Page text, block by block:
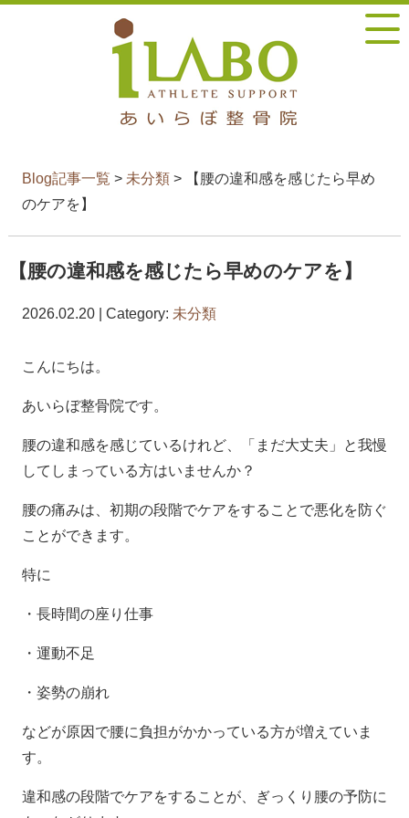
Blog記事一覧 > 未分類> 【腰の違和感を感じたら早め
のケアを】
【腰の違和感を感じたら早めのケアを】
2026.02.20 | Category: 未分類
こんにちは。
あいらぼ整骨院です。
腰の違和感を感じているけれど、「まだ大丈夫」と我慢
してしまっている方はいませんか？
腰の痛みは、初期の段階でケアをすることで悪化を防ぐ
ことができます。
特に
・長時間の座り仕事
・運動不足
・姿勢の崩れ
などが原因で腰に負担がかかっている方が増えていま
す。
違和感の段階でケアをすることが、ぎっくり腰の予防に